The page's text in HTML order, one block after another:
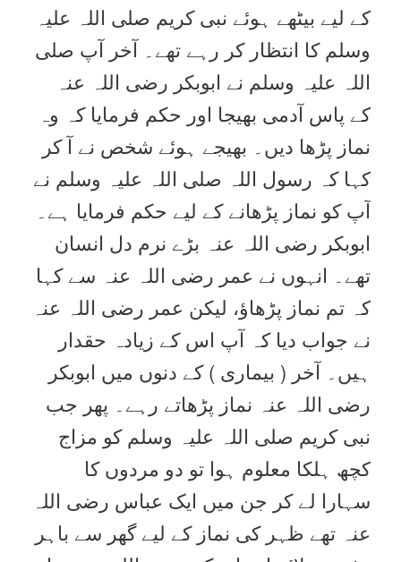
کے لیے بیٹھے ہوئے نبی کریم صلی اللہ علیہ
وسلم کا انتظار کر رہے تھے۔ آخر آپ صلی
اللہ علیہ وسلم نے ابوبکر رضی اللہ عنہ
کے پاس آدمی بھیجا اور حکم فرمایا کہ وہ
نماز پڑھا دیں۔ بھیجے ہوئے شخص نے آ کر
کہا کہ رسول اللہ صلی اللہ علیہ وسلم نے
آپ کو نماز پڑھانے کے لیے حکم فرمایا ہے۔
ابوبکر رضی اللہ عنہ بڑے نرم دل انسان
تھے۔ انہوں نے عمر رضی اللہ عنہ سے کہا
کہ تم نماز پڑھاؤ، لیکن عمر رضی اللہ عنہ
نے جواب دیا کہ آپ اس کے زیادہ حقدار
ہیں۔ آخر ( بیماری ) کے دنوں میں ابوبکر
رضی اللہ عنہ نماز پڑھاتے رہے۔ پھر جب
نبی کریم صلی اللہ علیہ وسلم کو مزاج
کچھ ہلکا معلوم ہوا تو دو مردوں کا
سہارا لے کر جن میں ایک عباس رضی اللہ
عنہ تھے ظہر کی نماز کے لیے گھر سے باہر